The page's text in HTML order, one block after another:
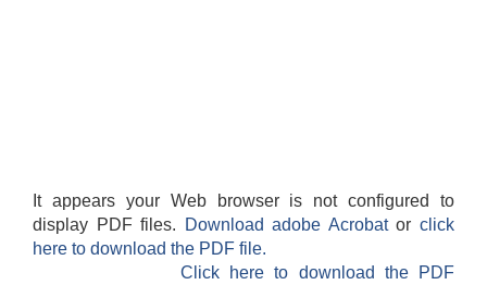
It appears your Web browser is not configured to
display PDF files.
Download adobe Acrobatorclick
here to download the PDF file.
Click here to download the PDF